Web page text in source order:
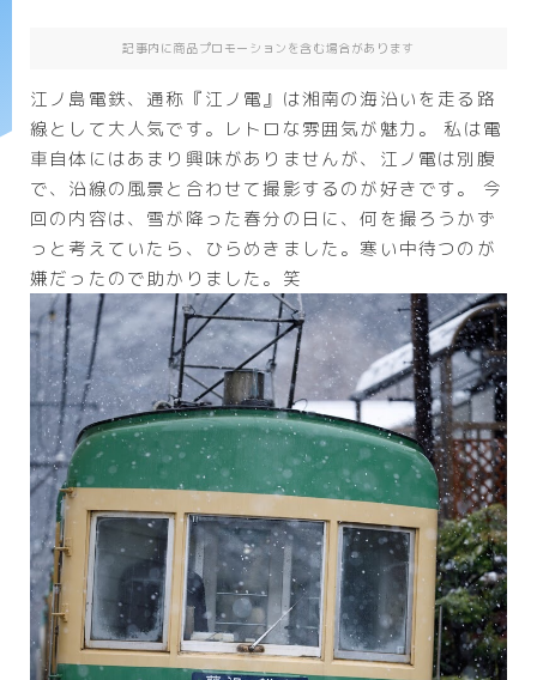
プロフィール
コンタクト
記事内に商品プロモーションを含む場合があります
江ノ島電鉄、通称『江ノ電』は湘南の海沿いを走る路
線として大人気です。レトロな雰囲気が魅力。 私は電
車自体にはあまり興味がありませんが、江ノ電は別腹
で、沿線の風景と合わせて撮影するのが好きです。 今
回の内容は、雪が降った春分の日に、何を撮ろうかず
っと考えていたら、ひらめきました。寒い中待つのが
嫌だったので助かりました。笑